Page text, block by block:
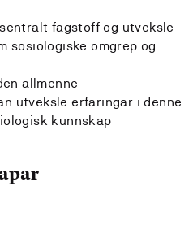
fagstoff og utveksle
sosiologiske omgrep og
allmenne
utveksle erfaringar i denne
kunnskap